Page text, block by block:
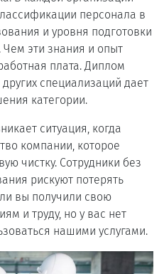
персонала в
и уровня подготовки
Чем эти знания и опыт
плата. Диплом
специализаций дает
категории.
ситуация, когда
компании, которое
чистку. Сотрудники без
рискуют потерять
вы получили свою
и труду, но у вас нет
нашими услугами.